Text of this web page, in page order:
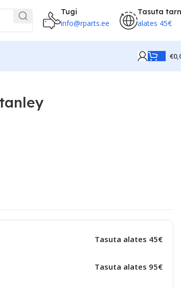
Tugi
info@rparts.ee
Tasuta
alates 45€
€
Tasuta alates 45€
Tasuta alates 95€